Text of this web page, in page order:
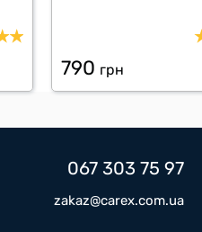
790 грн
067 303 75 97
zakaz@carex.com.ua